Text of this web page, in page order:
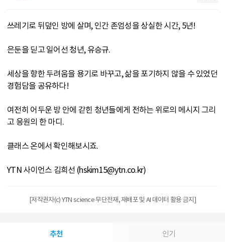
쓰레기로 뒤덮인 방에 살며, 인간 존엄성을 상실한 시간, 5년!
은둔을 딛고 일어선 청년, 유승규.
세상을 향한 두려움을 용기로 바꾸고, 삶을 포기하지 않을 수 있었던
경험담을 공유하다!
여전히 어두운 방 안에 갇힌 청년들에게 전하는 위로의 메시지 그리
고 응원의 한 마디.
클래스 온에서 확인해보시죠.
YTN 사이언스 김희선 (hskim15@ytn.co.kr)
[저작권자(c) YTN science 무단전재, 재배포 및 AI 데이터 활용 금지]
추천 인기